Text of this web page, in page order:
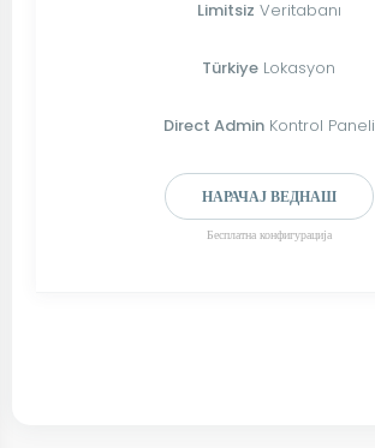
Limitsiz Veritabanı
Türkiye Lokasyon
Direct AdminKontrol Paneli
НАРАЧАЈ ВЕДНАШ
Бесплатна конфигурација